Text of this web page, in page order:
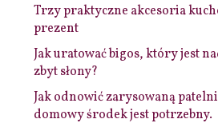
Trzy praktyczne akcesoria
prezent
Jak uratować bigos, który jest
zbyt słony?
Jak odnowić zarysowaną
domowy środek jest potrzebny.